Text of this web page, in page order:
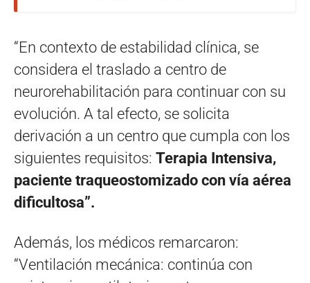
“En contexto de estabilidad clínica, se
considera el traslado a centro de
neurorehabilitación para continuar con su
evolución. A tal efecto, se solicita
derivación a un centro que cumpla con los
siguientes requisitos: Terapia Intensiva,
paciente traqueostomizado con vía aérea
dificultosa”.
Además, los médicos remarcaron:
“Ventilación mecánica: continúa con